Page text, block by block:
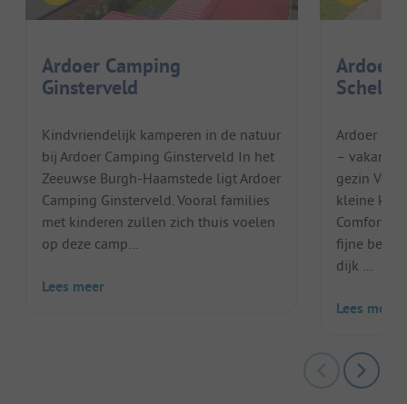
Ardoer Camping
Ginsterveld
Kindvriendelijk kamperen in de natuur
bij Ardoer Camping Ginsterveld In het
Zeeuwse Burgh-Haamstede ligt Ardoer
Camping Ginsterveld. Vooral families
met kinderen zullen zich thuis voelen
op deze camp...
Lees meer
Ardoer
Ardoer
– vakantie
gezin
kleine
fijne
dijk ...
Lees meer